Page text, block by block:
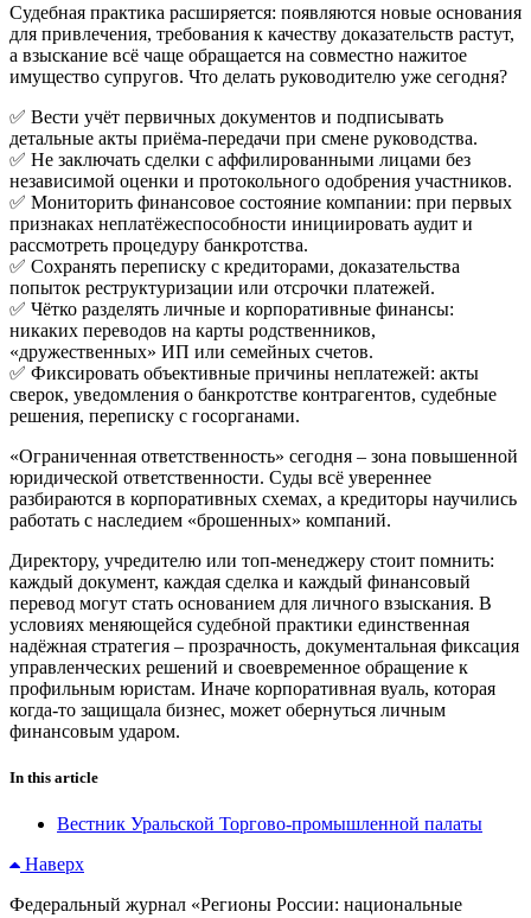
Судебная практика расширяется: появляются новые основания
для привлечения, требования к качеству доказательств растут,
а взыскание всё чаще обращается на совместно нажитое
имущество супругов. Что делать руководителю уже сегодня?
✅ Вести учёт первичных документов и подписывать
детальные акты приёма-передачи при смене руководства.
✅ Не заключать сделки с аффилированными лицами без
независимой оценки и протокольного одобрения участников.
✅ Мониторить финансовое состояние компании: при первых
признаках неплатёжеспособности инициировать аудит и
рассмотреть процедуру банкротства.
✅ Сохранять переписку с кредиторами, доказательства
попыток реструктуризации или отсрочки платежей.
✅ Чётко разделять личные и корпоративные финансы:
никаких переводов на карты родственников,
«дружественных» ИП или семейных счетов.
✅ Фиксировать объективные причины неплатежей: акты
сверок, уведомления о банкротстве контрагентов, судебные
решения, переписку с госорганами.
«Ограниченная ответственность» сегодня – зона повышенной
юридической ответственности. Суды всё увереннее
разбираются в корпоративных схемах, а кредиторы научились
работать с наследием «брошенных» компаний.
Директору, учредителю или топ-менеджеру стоит помнить:
каждый документ, каждая сделка и каждый финансовый
перевод могут стать основанием для личного взыскания. В
условиях меняющейся судебной практики единственная
надёжная стратегия – прозрачность, документальная фиксация
управленческих решений и своевременное обращение к
профильным юристам. Иначе корпоративная вуаль, которая
когда-то защищала бизнес, может обернуться личным
финансовым ударом.
In this article
Вестник Уральской Торгово-промышленной палаты
Наверх
Федеральный журнал «Регионы России: национальные